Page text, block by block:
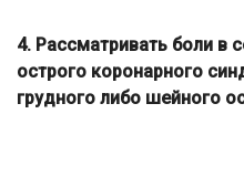
4. Рассматривать боли в
острого коронарного
грудного либо шейного